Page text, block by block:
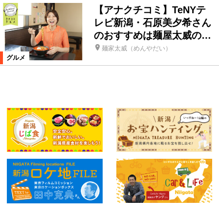
グルメ
【アナクチコミ】TeNYテ
レビ新潟・石原美夕希さん
のおすすめは麺屋太威の…
麺家太威（めんやだい）